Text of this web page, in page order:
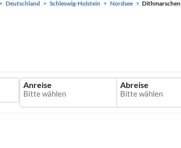
Deutschland Schleswig-Holstein Nordsee Dithmarschen
Anreise Abreise